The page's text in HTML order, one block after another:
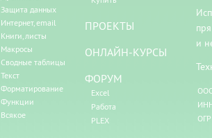
Защита данных
Интернет, email
Книги, листы
Макросы
Сводные таблицы
Текст
Форматирование
Функции
Всякое
ПРОЕКТЫ
ОНЛАЙН-КУРСЫ
ФОРУМ
Excel
Работа
PLEX
и